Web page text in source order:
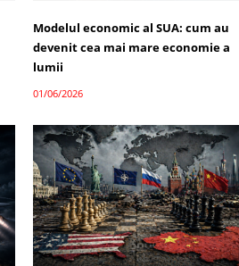
Modelul economic al SUA: cum au
devenit cea mai mare economie a
lumii
01/06/2026